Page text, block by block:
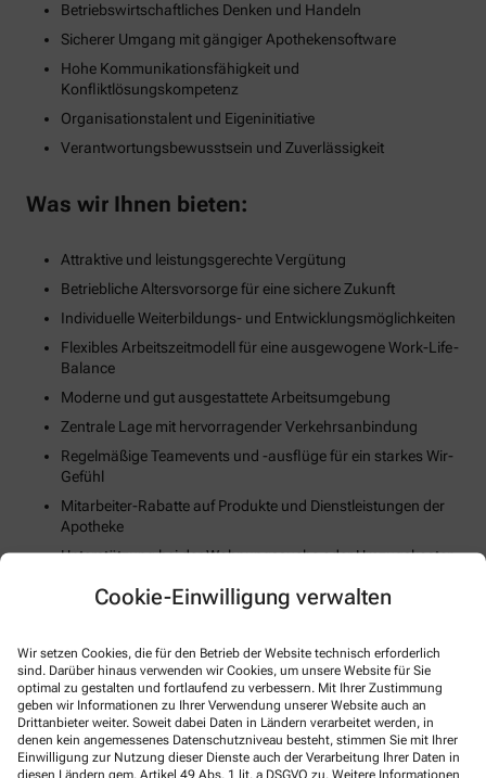
Cookie-Einwilligung verwalten
Wir setzen Cookies, die für den Betrieb der Website technisch erforderlich
sind. Darüber hinaus verwenden wir Cookies, um unsere Website für Sie
optimal zu gestalten und fortlaufend zu verbessern. Mit Ihrer Zustimmung
geben wir Informationen zu Ihrer Verwendung unserer Website auch an
Drittanbieter weiter. Soweit dabei Daten in Ländern verarbeitet werden, in
denen kein angemessenes Datenschutzniveau besteht, stimmen Sie mit Ihrer
Einwilligung zur Nutzung dieser Dienste auch der Verarbeitung Ihrer Daten in
diesen Ländern gem. Artikel 49 Abs. 1 lit. a DSGVO zu. Weitere Informationen
Betriebswirtschaftliches Denken und Handeln
Sicherer Umgang mit gängiger Apothekensoftware
Hohe Kommunikationsfähigkeit und
Konfliktlösungskompetenz
Organisationstalent und Eigeninitiative
Verantwortungsbewusstsein und Zuverlässigkeit
Was wir Ihnen bieten:
Attraktive und leistungsgerechte Vergütung
Betriebliche Altersvorsorge für eine sichere Zukunft
Individuelle Weiterbildungs- und Entwicklungsmöglichkeiten
Flexibles Arbeitszeitmodell für eine ausgewogene Work-Life-
Balance
Moderne und gut ausgestattete Arbeitsumgebung
Zentrale Lage mit hervorragender Verkehrsanbindung
Regelmäßige Teamevents und -ausflüge für ein starkes Wir-
Gefühl
Mitarbeiter-Rabatte auf Produkte und Dienstleistungen der
Apotheke
Unterstützung bei der Wohnungssuche oder Umzugskosten
Fortschrittliche Digitalisierungs- und Technologiestrategie
körperlichen Wohlbefindens
So können Sie sich bewerben
E-Mail